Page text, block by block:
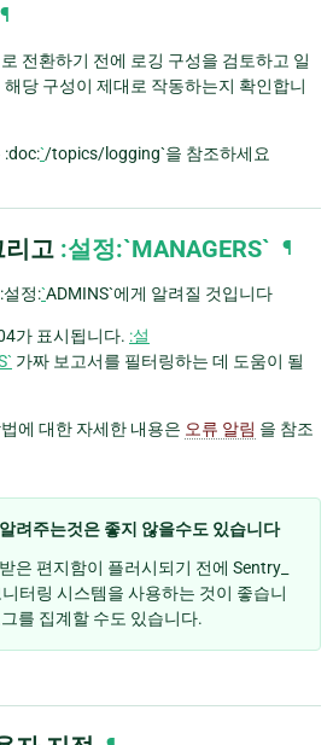
¶
전환하기 전에 로깅 구성을 검토하고 일
당 구성이 제대로 작동하는지 확인합니
:doc:`/topics/logging`을 참조하세요
리고 :설정:`MANAGERS` ¶
설정:`ADMINS`에게 알려질 것입니다
가 표시됩니다. :설
가짜 보고서를 필터링하는 데 도움이 될
에 대한 자세한 내용은 오류 알림 을 참조
려주는것은 좋지 않을수도 있습니다
은 편지함이 플러시되기 전에 Sentry_
터링 시스템을 사용하는 것이 좋습니
를 집계할 수도 있습니다.